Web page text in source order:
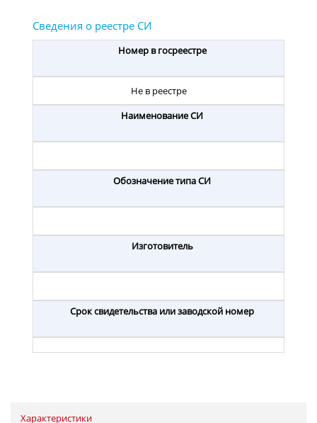
Номер в госреестре
Не в реестре
Наименование СИ
Обозначение типа СИ
Изготовитель
Срок свидетельства или заводской номер
Характеристики